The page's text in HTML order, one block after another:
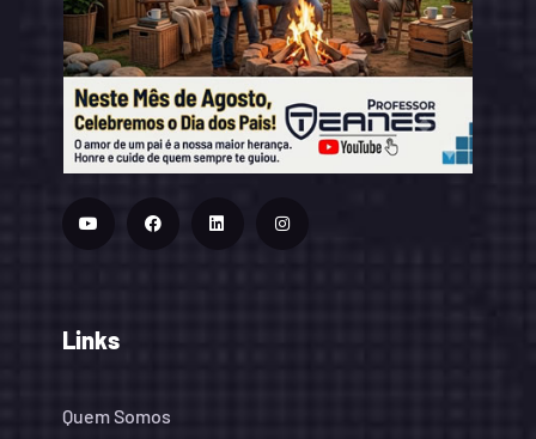
Links
Quem Somos